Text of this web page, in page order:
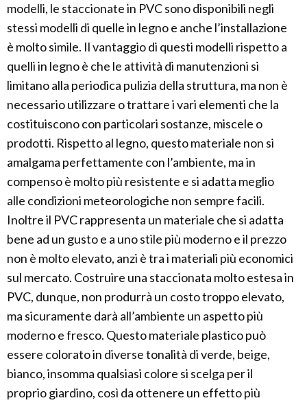
modelli, le staccionate in PVC sono disponibili negli
stessi modelli di quelle in legno e anche l’installazione
è molto simile. Il vantaggio di questi modelli rispetto a
quelli in legno è che le attività di manutenzioni si
limitano alla periodica pulizia della struttura, ma non è
necessario utilizzare o trattare i vari elementi che la
costituiscono con particolari sostanze, miscele o
prodotti. Rispetto al legno, questo materiale non si
amalgama perfettamente con l’ambiente, ma in
compenso è molto più resistente e si adatta meglio
alle condizioni meteorologiche non sempre facili.
Inoltre il PVC rappresenta un materiale che si adatta
bene ad un gusto e a uno stile più moderno e il prezzo
non è molto elevato, anzi è tra i materiali più economici
sul mercato. Costruire una staccionata molto estesa in
PVC, dunque, non produrrà un costo troppo elevato,
ma sicuramente darà all’ambiente un aspetto più
moderno e fresco. Questo materiale plastico può
essere colorato in diverse tonalità di verde, beige,
bianco, insomma qualsiasi colore si scelga per il
proprio giardino, così da ottenere un effetto più